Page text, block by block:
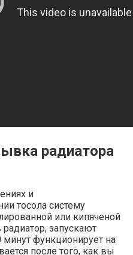
радиатора
и
тосола систему
или кипяченой
запускают
функционирует на
после того, как вы